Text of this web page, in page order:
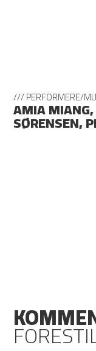
/// PERFORMERE/
AMIA
SØRENSEN,